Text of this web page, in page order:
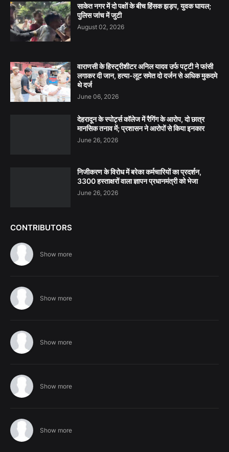
साकेत नगर में दो पक्षों के बीच हिंसक झड़प, युवक घायल;
पुलिस जांच में जुटी
August 02, 2026
वाराणसी के हिस्ट्रीशीटर अनिल यादव उर्फ पट्टी ने फांसी
लगाकर दी जान, हत्या-लूट समेत दो दर्जन से अधिक मुकदमे
थे दर्ज
June 06, 2026
देहरादून के स्पोर्ट्स कॉलेज में रैगिंग के आरोप, दो छात्र
मानसिक तनाव में; प्रशासन ने आरोपों से किया इनकार
June 26, 2026
निजीकरण के विरोध में बरेका कर्मचारियों का प्रदर्शन,
3300 हस्ताक्षरों वाला ज्ञापन प्रधानमंत्री को भेजा
June 26, 2026
CONTRIBUTORS
Show more
Show more
Show more
Show more
Show more